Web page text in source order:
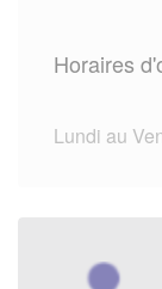
Horaires
Lundi au